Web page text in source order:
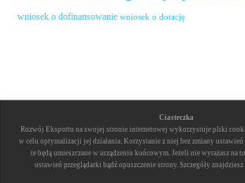
wniosek o dofinansowanie wniosek o dotację
Ciasteczka
Rozwój Eksportu na swojej stronie internetowej wykorzystuje pliki
w celu optymalizacji jej działania. Korzystanie z niej bez zmiany
te będą umieszczane w urządzeniu końcowym. Jeżeli nie wyrażasz na
ustawień przeglądarki bądź opuszczenie strony. Szczegóły znajdziesz